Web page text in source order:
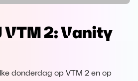
Edge Download
VTM 2: Vanity
donderdag op VTM 2 en op